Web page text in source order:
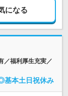
になる
／福利厚生充実／
基本土日祝休み